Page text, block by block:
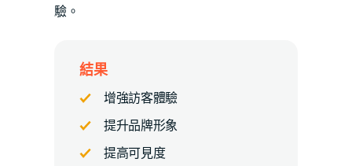
驗。
結果
增強訪客體驗
提升品牌形象
提高可見度